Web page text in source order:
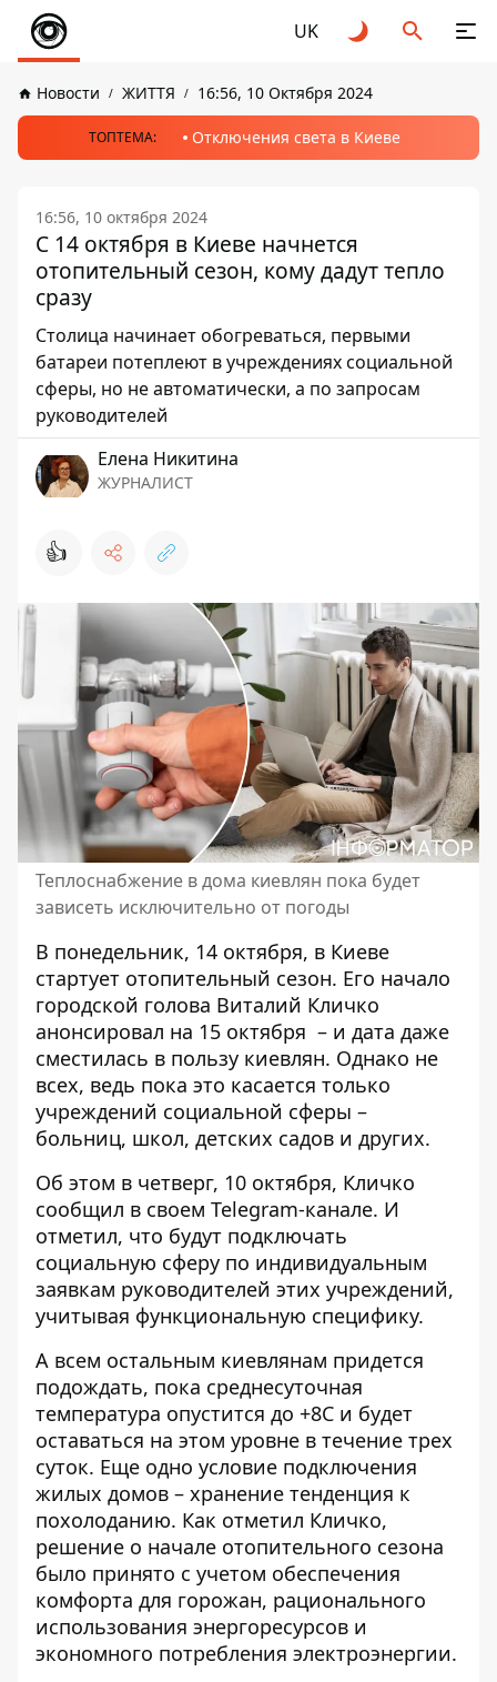
UK
Новости ЖИТТЯ 16:56, 10 Октября 2024
ТОПТЕМА: Отключения света в Киеве
16:56, 10 октября 2024
С 14 октября в Киеве начнется
отопительный сезон, кому дадут тепло
сразу
Столица начинает обогреваться, первыми
батареи потеплеют в учреждениях социальной
сферы, но не автоматически, а по запросам
руководителей
Елена Никитина
ЖУРНАЛИСТ
👍
Теплоснабжение в дома киевлян пока будет
зависеть исключительно от погоды
В понедельник, 14 октября, в Киеве
стартует отопительный сезон. Его начало
городской голова Виталий Кличко
анонсировал на 15 октября – и дата даже
сместилась в пользу киевлян. Однако не
всех, ведь пока это касается только
учреждений социальной сферы –
больниц, школ, детских садов и других.
Об этом в четверг, 10 октября, Кличко
сообщил в своем Telegram-канале. И
отметил, что будут подключать
социальную сферу по индивидуальным
заявкам руководителей этих учреждений,
учитывая функциональную специфику.
А всем остальным киевлянам придется
подождать, пока среднесуточная
температура опустится до +8С и будет
оставаться на этом уровне в течение трех
суток. Еще одно условие подключения
жилых домов – хранение тенденция к
похолоданию. Как отметил Кличко,
решение о начале отопительного сезона
было принято с учетом обеспечения
комфорта для горожан, рационального
использования энергоресурсов и
экономного потребления электроэнергии.